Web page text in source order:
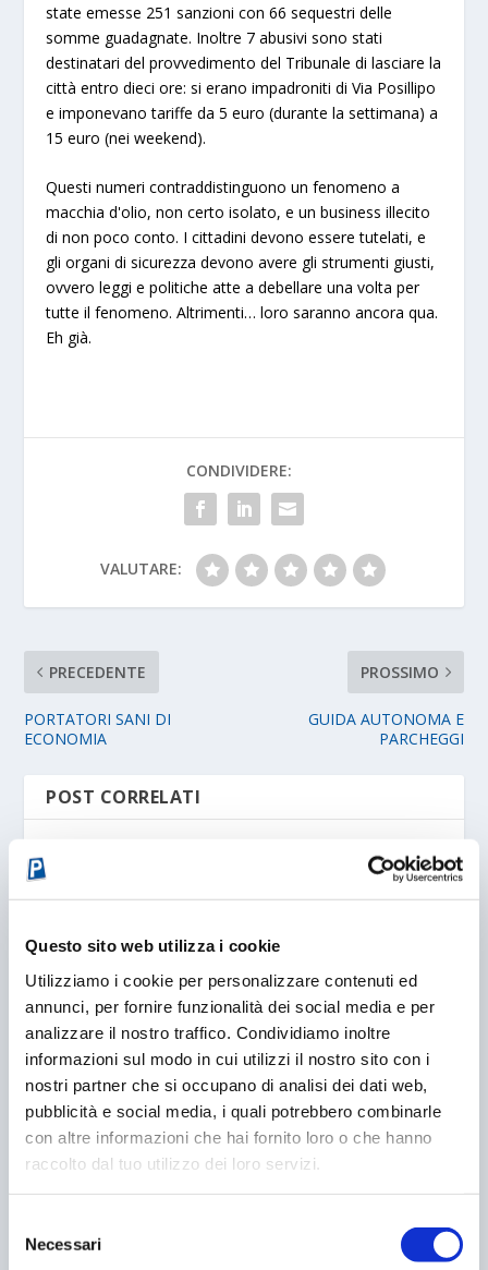
Questo sito web utilizza i cookie
Utilizziamo i cookie per personalizzare contenuti ed
annunci, per fornire funzionalità dei social media e per
analizzare il nostro traffico. Condividiamo inoltre
informazioni sul modo in cui utilizzi il nostro sito con i
nostri partner che si occupano di analisi dei dati web,
pubblicità e social media, i quali potrebbero combinarle
con altre informazioni che hai fornito loro o che hanno
raccolto dal tuo utilizzo dei loro servizi.
delNecessari
state emesse 251 sanzioni con 66 sequestri delle
somme guadagnate. Inoltre 7 abusivi sono stati
destinatari del provvedimento del Tribunale di lasciare la
città entro dieci ore: si erano impadroniti di Via Posillipo
e imponevano tariffe da 5 euro (durante la settimana) a
15 euro (nei weekend).
Questi numeri contraddistinguono un fenomeno a
macchia d'olio, non certo isolato, e un business illecito
di non poco conto. I cittadini devono essere tutelati, e
gli organi di sicurezza devono avere gli strumenti giusti,
ovvero leggi e politiche atte a debellare una volta per
tutte il fenomeno. Altrimenti… loro saranno ancora qua.
Eh già.
CONDIVIDERE:
VALUTARE:
PRECEDENTE
PORTATORI SANI DI
ECONOMIA
PROSSIMO
GUIDA AUTONOMA E
PARCHEGGI
POST CORRELATI
VACANZE ALLE PORTE: COME CONTRASTARE IL
CARO-PARCHEGGI
03/06/2013